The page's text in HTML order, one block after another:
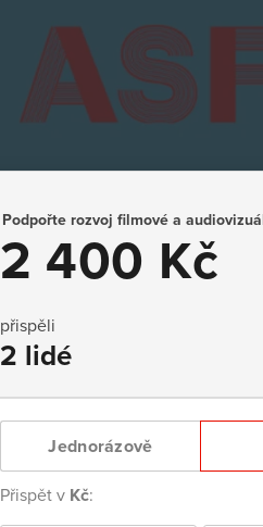
Podpořte rozvoj filmové a
2 400 Kč
přispěli
2 lidé
Jednorázově
Přispět v Kč: